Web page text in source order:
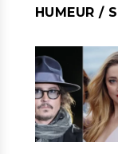
HUMEUR /